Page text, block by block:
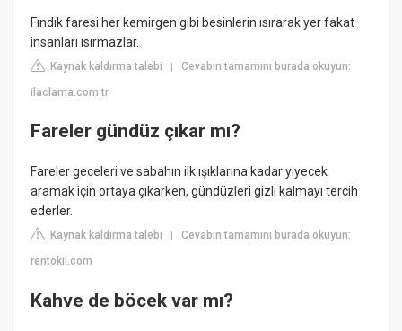
Fındık faresi her kemirgen gibi besinlerin ısırarak yer fakat
insanları ısırmazlar.
Kaynak kaldırma talebi |Cevabın tamamını burada okuyun:
ilaclama.com.tr
Fareler gündüz çıkar mı?
Fareler geceleri ve sabahın ilk ışıklarına kadar yiyecek
aramak için ortaya çıkarken, gündüzleri gizli kalmayı tercih
ederler.
Kaynak kaldırma talebi |Cevabın tamamını burada okuyun:
rentokil.com
Kahve de böcek var mı?